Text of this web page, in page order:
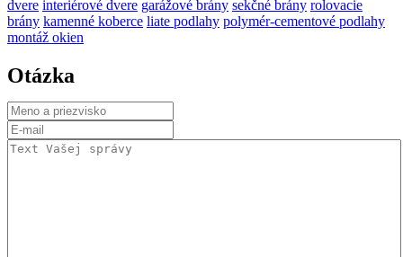
dvere interiérové dvere garážové brány sekčné brány rolovacie
brány kamenné koberce liate podlahy polymér-cementové podlahy
montáž okien
Otázka